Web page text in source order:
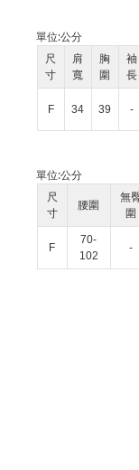
單位:公分
尺
寸
肩
寬
胸
圍
袖
長
F 34 39 -
單位:公分
尺
寸
腰圍
無
圍
F
70-
102
-